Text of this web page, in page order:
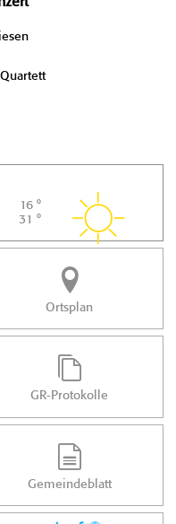
16 °
31 °
Ortsplan
GR-Protokolle
Gemeindeblatt